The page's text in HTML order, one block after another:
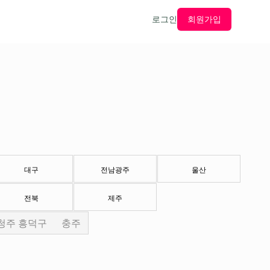
로그인 회원가입
대구 전남광주 울산
전북 제주
주 흥덕구 충주